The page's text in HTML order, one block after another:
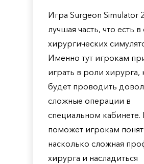
Игра Surgeon Simulator
лучшая часть, что есть
хирургических
Именно тут игрокам
играть в роли хирурга,
будет проводить
сложные операции в
специальном кабинете.
поможет игрокам
насколько сложная
хирурга и насладиться